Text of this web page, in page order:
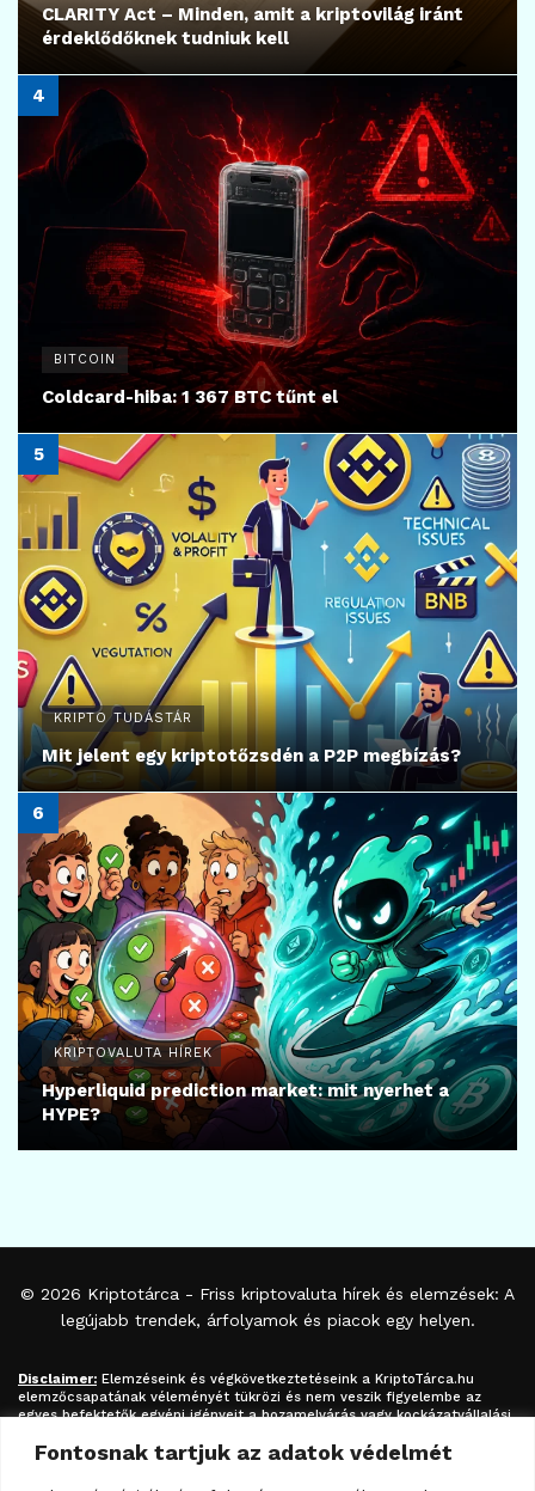
Fontosnak tartjuk az adatok védelmét
CLARITY Act – Minden, amit a kriptovilág iránt
érdeklődőknek tudniuk kell
BITCOIN
Coldcard-hiba: 1 367 BTC tűnt el
KRIPTO TUDÁSTÁR
Mit jelent egy kriptotőzsdén a P2P megbízás?
KRIPTOVALUTA HÍREK
Hyperliquid prediction market: mit nyerhet a
HYPE?
© 2026 Kriptotárca - Friss kriptovaluta hírek és elemzések: A
legújabb trendek, árfolyamok és piacok egy helyen.
Disclaimer: Elemzéseink és végkövetkeztetéseink a KriptoTárca.hu
elemzőcsapatának véleményét tükrözi és nem veszik figyelembe az
egyes befektetők egyéni igényeit a hozamelvárás vagy kockázatvállalási
befektetési tanácsadásnak, befektetési ajánlásnak, értékpapír /
kriptovaluta / token / ICO / cloud mining stb. jegyzésére / vételére /
eladására vonatkozó felhívásnak azok kizárólag tájékoztatásul